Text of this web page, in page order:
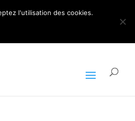
ARTICLES 0
l'utilisation des cookies.